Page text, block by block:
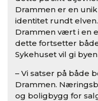
Drammen er en
identitet rundt elven.
Drammen vært i en
dette fortsetter
Sykehuset vil gi
– Vi satser på både
Drammen.
og boligbygg for